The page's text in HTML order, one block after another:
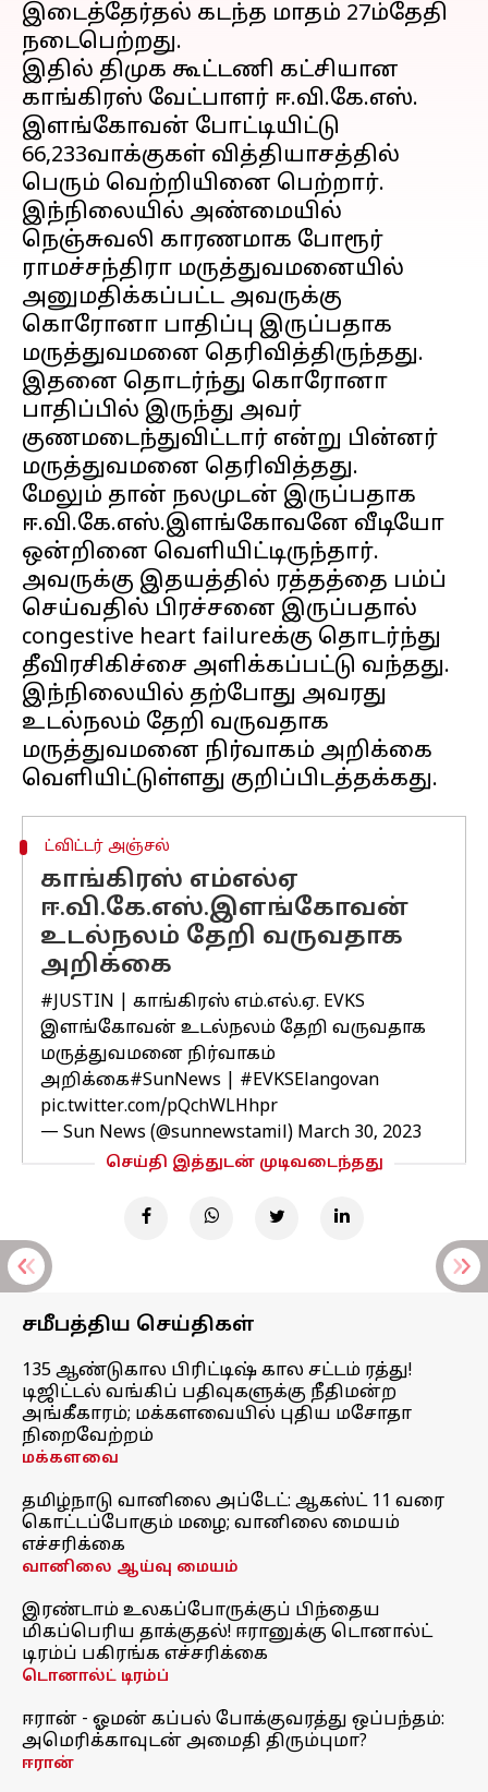
இடைத்தேர்தல் கடந்த மாதம் 27ம்தேதி
நடைபெற்றது.
இதில் திமுக கூட்டணி கட்சியான
காங்கிரஸ் வேட்பாளர் ஈ.வி.கே.எஸ்.
இளங்கோவன் போட்டியிட்டு
66,233வாக்குகள் வித்தியாசத்தில்
பெரும் வெற்றியினை பெற்றார்.
இந்நிலையில் அண்மையில்
நெஞ்சுவலி காரணமாக போரூர்
ராமச்சந்திரா மருத்துவமனையில்
அனுமதிக்கப்பட்ட அவருக்கு
கொரோனா பாதிப்பு இருப்பதாக
மருத்துவமனை தெரிவித்திருந்தது.
இதனை தொடர்ந்து கொரோனா
பாதிப்பில் இருந்து அவர்
குணமடைந்துவிட்டார் என்று பின்னர்
மருத்துவமனை தெரிவித்தது.
மேலும் தான் நலமுடன் இருப்பதாக
ஈ.வி.கே.எஸ்.இளங்கோவனே வீடியோ
ஒன்றினை வெளியிட்டிருந்தார்.
அவருக்கு இதயத்தில் ரத்தத்தை பம்ப்
செய்வதில் பிரச்சனை இருப்பதால்
congestive heart failureக்கு தொடர்ந்து
தீவிரசிகிச்சை அளிக்கப்பட்டு வந்தது.
இந்நிலையில் தற்போது அவரது
உடல்நலம் தேறி வருவதாக
மருத்துவமனை நிர்வாகம் அறிக்கை
ட்விட்டர் அஞ்சல்
காங்கிரஸ் எம்எல்ஏ
ஈ.வி.கே.எஸ்.இளங்கோவன்
உடல்நலம் தேறி வருவதாக
அறிக்கை
#JUSTIN | காங்கிரஸ் எம்.எல்.ஏ. EVKS
இளங்கோவன் உடல்நலம் தேறி வருவதாக
மருத்துவமனை நிர்வாகம்
அறிக்கை#SunNews
#EVKSElangovan
pic.twitter.com/pQchWLHhpr
— Sun News (@sunnewstamil) March 30, 2023
செய்தி இத்துடன் முடிவடைந்தது
சமீபத்திய செய்திகள்
135 ஆண்டுகால பிரிட்டிஷ் கால சட்டம் ரத்து!
டிஜிட்டல் வங்கிப் பதிவுகளுக்கு நீதிமன்ற
அங்கீகாரம்; மக்களவையில் புதிய மசோதா
நிறைவேற்றம்
மக்களவை
தமிழ்நாடு வானிலை அப்டேட்: ஆகஸ்ட் 11 வரை
கொட்டப்போகும் மழை; வானிலை மையம்
எச்சரிக்கை
வானிலை ஆய்வு மையம்
இரண்டாம் உலகப்போருக்குப் பிந்தைய
மிகப்பெரிய தாக்குதல்! ஈரானுக்கு டொனால்ட்
டிரம்ப் பகிரங்க எச்சரிக்கை
டொனால்ட் டிரம்ப்
ஈரான் - ஓமன் கப்பல் போக்குவரத்து ஒப்பந்தம்:
அமெரிக்காவுடன் அமைதி திரும்புமா?
ஈரான்